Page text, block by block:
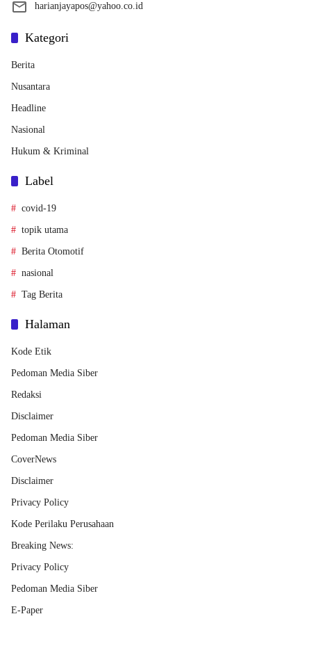
harianjayapos@yahoo.co.id
Kategori
Berita
Nusantara
Headline
Nasional
Hukum & Kriminal
Label
covid-19
topik utama
Berita Otomotif
nasional
Tag Berita
Halaman
Kode Etik
Pedoman Media Siber
Redaksi
Disclaimer
Pedoman Media Siber
CoverNews
Disclaimer
Privacy Policy
Kode Perilaku Perusahaan
Breaking News:
Privacy Policy
Pedoman Media Siber
E-Paper